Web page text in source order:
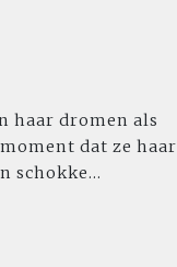
haar dromen als
dat ze haar
schokke...